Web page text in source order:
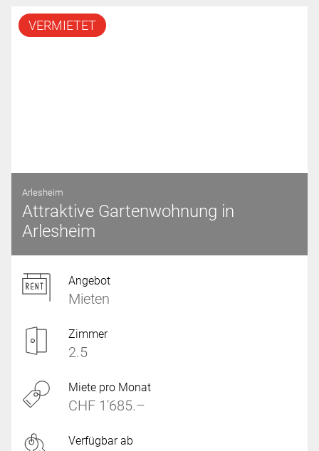
VERMIETET
Arlesheim
Attraktive Gartenwohnung in
Arlesheim
Angebot
Mieten
Zimmer
2.5
Miete pro Monat
CHF 1'685.–
Verfügbar ab